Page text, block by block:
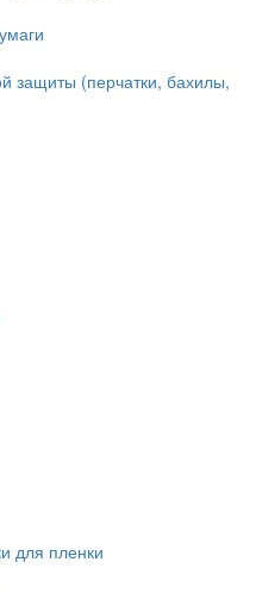
защиты (перчатки, бахилы,
для пленки